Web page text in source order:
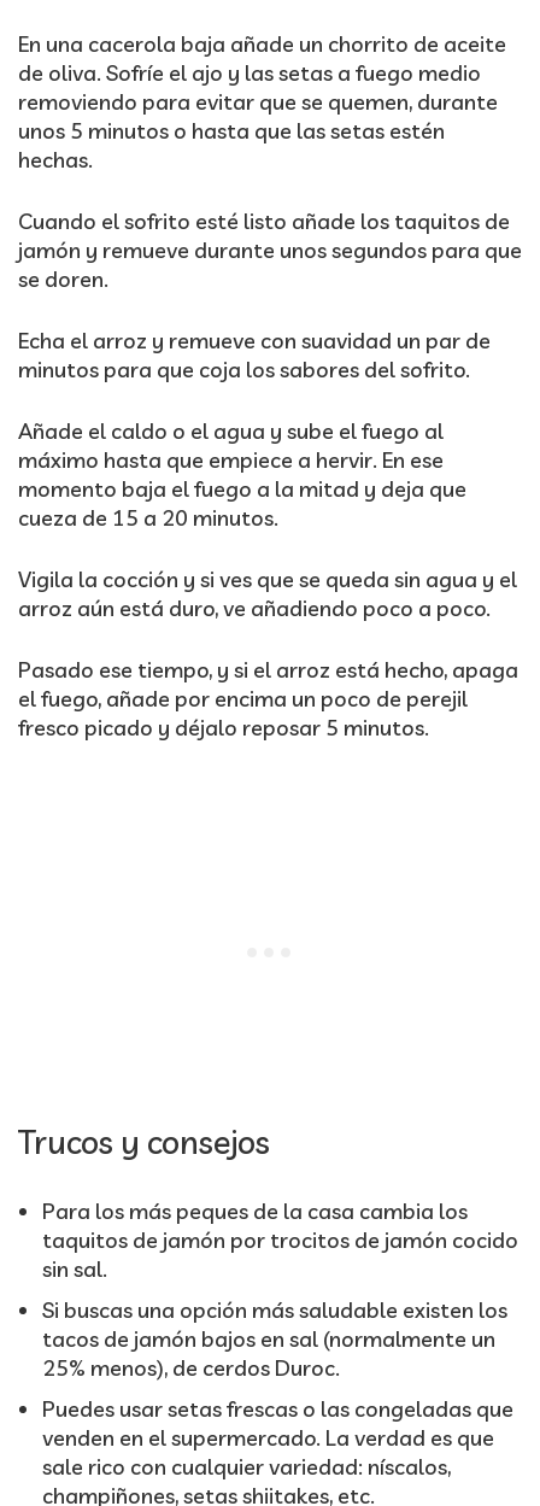
En una cacerola baja añade un chorrito de aceite
de oliva. Sofríe el ajo y las setas a fuego medio
removiendo para evitar que se quemen, durante
unos 5 minutos o hasta que las setas estén
hechas.
Cuando el sofrito esté listo añade los taquitos de
jamón y remueve durante unos segundos para que
se doren.
Echa el arroz y remueve con suavidad un par de
minutos para que coja los sabores del sofrito.
Añade el caldo o el agua y sube el fuego al
máximo hasta que empiece a hervir. En ese
momento baja el fuego a la mitad y deja que
cueza de 15 a 20 minutos.
Vigila la cocción y si ves que se queda sin agua y el
arroz aún está duro, ve añadiendo poco a poco.
Pasado ese tiempo, y si el arroz está hecho, apaga
el fuego, añade por encima un poco de perejil
fresco picado y déjalo reposar 5 minutos.
Trucos y consejos
Para los más peques de la casa cambia los
taquitos de jamón por trocitos de jamón cocido
sin sal.
Si buscas una opción más saludable existen los
tacos de jamón bajos en sal (normalmente un
25% menos), de cerdos Duroc.
Puedes usar setas frescas o las congeladas que
venden en el supermercado. La verdad es que
sale rico con cualquier variedad: níscalos,
champiñones, setas shiitakes, etc.